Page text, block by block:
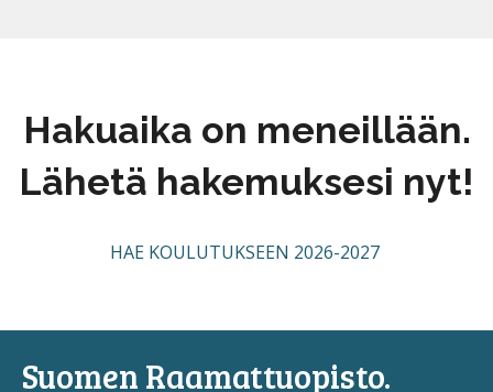
Hakuaika on meneillään.
Lähetä hakemuksesi nyt!
HAE KOULUTUKSEEN 2026-2027
Suomen Raamattuopisto.